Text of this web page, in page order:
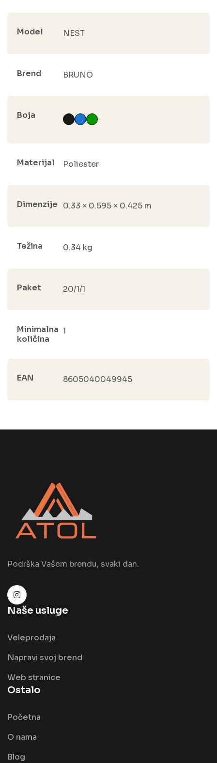
Model NEST
Brend BRUNO
Boja
Materijal Poliester
Dimenzije 0.33 × 0.595 × 0.425 m
Težina 0.34 kg
Paket 20/1/1
Minimalna
količina
1
EAN 8605040049945
Podrška Vašem brendu, svaki dan.
Naše usluge
Veleprodaja
Napravi svoj brend
Web stranice
Ostalo
Početna
O nama
Blog